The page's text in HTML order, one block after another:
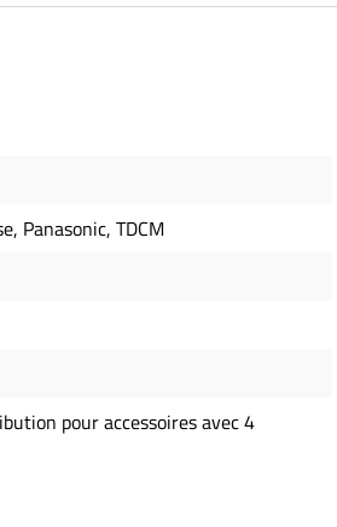
Panasonic, TDCM
pour accessoires avec 4